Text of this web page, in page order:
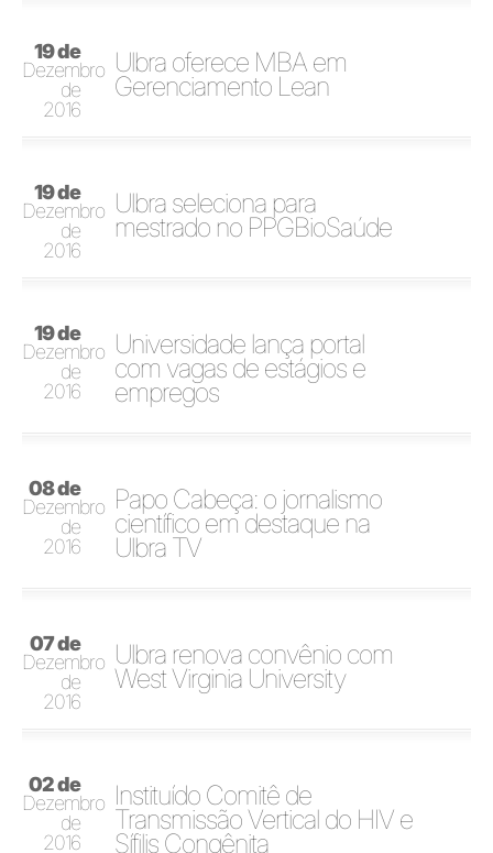
19 de
Dezembro
de
2016
Ulbra oferece MBA em
Gerenciamento Lean
19 de
Dezembro
de
2016
Ulbra seleciona para
mestrado no PPGBioSaúde
19 de
Dezembro
de
2016
Universidade lança portal
com vagas de estágios e
empregos
08 de
Dezembro
de
2016
Papo Cabeça: o jornalismo
científico em destaque na
Ulbra TV
07 de
Dezembro
de
2016
Ulbra renova convênio com
West Virginia University
02 de
Dezembro
de
2016
Instituído Comitê de
Transmissão Vertical do HIV e
Sífilis Congênita